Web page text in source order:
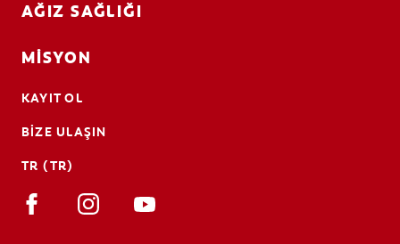
AĞIZ SAĞLIĞI
MISYON
KAYIT OL
BIZE ULAŞIN
TR (TR)